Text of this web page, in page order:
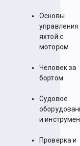
Основы
управления
яхтой с
мотором
Человек за
бортом
Судовое
и
Проверка и